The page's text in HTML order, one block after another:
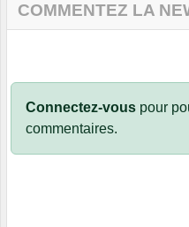
COMMENTEZ LA
Connectez-vous pour
commentaires.